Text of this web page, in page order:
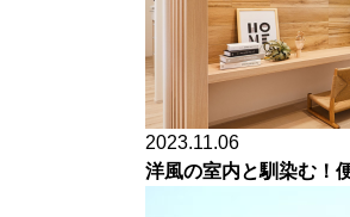
2023.11.06
洋風の室内と馴染む！